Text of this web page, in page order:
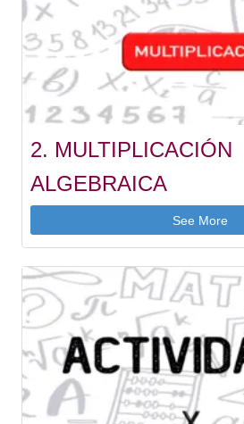
2. MULTIPLICACIÓN
ALGEBRAICA
See More